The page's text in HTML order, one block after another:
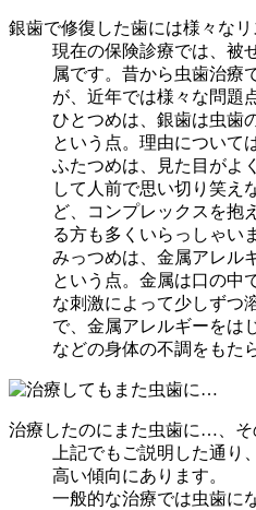
銀歯で修復した歯には様々な
現在の保険診療では、被
属です。昔から虫歯治療
が、近年では様々な問題
ひとつめは、銀歯は虫歯
という点。理由について
ふたつめは、見た目がよ
して人前で思い切り笑え
ど、コンプレックスを抱
る方も多くいらっしゃい
みっつめは、金属アレル
という点。金属は口の中
な刺激によって少しずつ
で、金属アレルギーをは
などの身体の不調をもた
治療したのにまた虫歯に…、そ
上記でもご説明した通
高い傾向にあります。
一般的な治療では虫歯に